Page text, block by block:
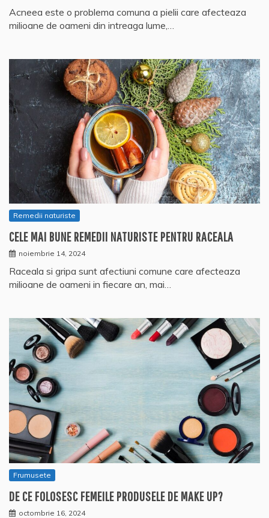
Acneea este o problema comuna a pielii care afecteaza
milioane de oameni din intreaga lume,…
Remedii naturiste
CELE MAI BUNE REMEDII NATURISTE PENTRU RACEALA
noiembrie 14, 2024
Raceala si gripa sunt afectiuni comune care afecteaza
milioane de oameni in fiecare an, mai…
Frumusete
DE CE FOLOSESC FEMEILE PRODUSELE DE MAKE UP?
octombrie 16, 2024